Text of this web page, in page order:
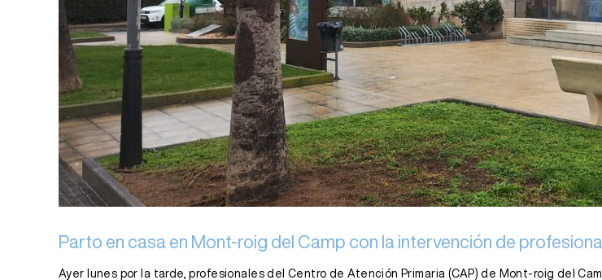
Parto en casa en Mont-roig del Camp con la intervención de
Ayer lunes por la tarde, profesionales del Centro de Atención Primaria (CAP) de Mont-roig del